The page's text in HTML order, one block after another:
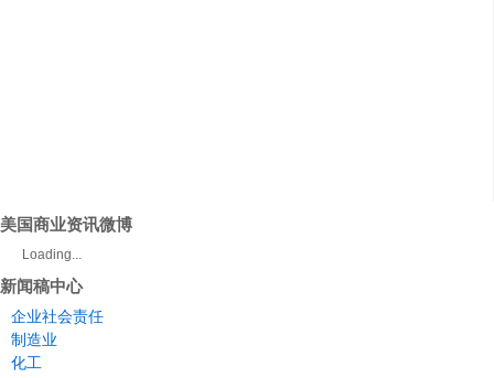
美国商业资讯微博
Loading...
新闻稿中心
企业社会责任
制造业
化工